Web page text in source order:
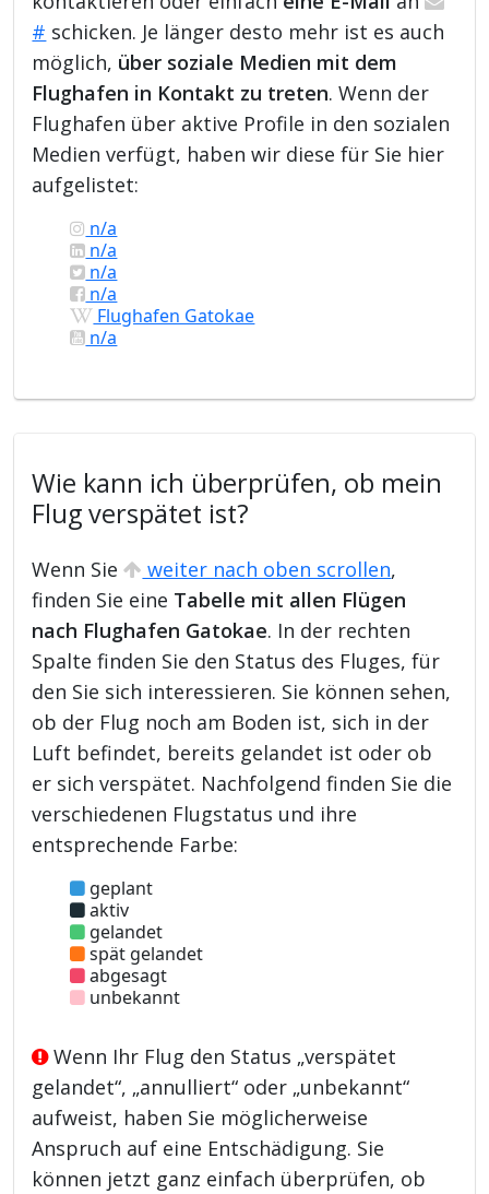
# schicken. Je länger desto mehr ist es auch
möglich, über soziale Medien mit dem
Flughafen in Kontakt zu treten. Wenn der
Flughafen über aktive Profile in den sozialen
Medien verfügt, haben wir diese für Sie hier
aufgelistet:
n/a
n/a
n/a
n/a
Flughafen Gatokae
n/a
Wie kann ich überprüfen, ob mein
Flug verspätet ist?
Wenn Sie weiter nach oben scrollen,
finden Sie eine Tabelle mit allen Flügen
nach Flughafen Gatokae. In der rechten
Spalte finden Sie den Status des Fluges, für
den Sie sich interessieren. Sie können sehen,
ob der Flug noch am Boden ist, sich in der
Luft befindet, bereits gelandet ist oder ob
er sich verspätet. Nachfolgend finden Sie die
verschiedenen Flugstatus und ihre
entsprechende Farbe:
geplant
aktiv
gelandet
spät gelandet
abgesagt
unbekannt
Wenn Ihr Flug den Status „verspätet
gelandet“, „annulliert“ oder „unbekannt“
aufweist, haben Sie möglicherweise
Anspruch auf eine Entschädigung. Sie
können jetzt ganz einfach überprüfen, ob